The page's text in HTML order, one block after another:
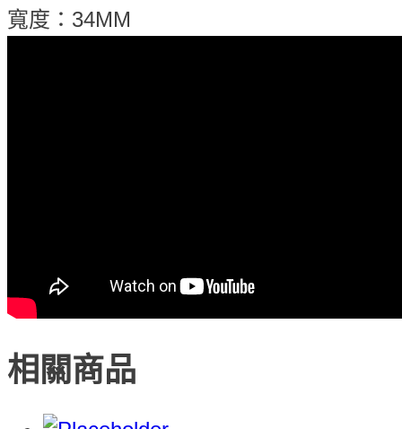
寬度：34MM
相關商品